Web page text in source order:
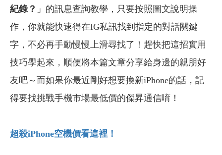
紀錄？ 」的訊息查詢教學，只要按照圖文說明操
作，你就能快速得在IG私訊找到指定的對話關鍵
字，不必再手動慢慢上滑尋找了！趕快把這招實用
技巧學起來，順便將本篇文章分享給身邊的親朋好
友吧～而如果你最近剛好想要換新iPhone的話，記
得要找挑戰手機市場最低價的傑昇通信唷！
超殺iPhone空機價看這裡！